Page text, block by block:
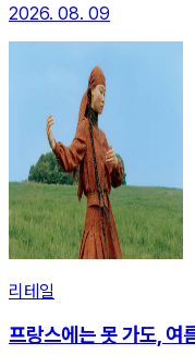
2026. 08. 09
리테일
프랑스에는 못 가도, 여